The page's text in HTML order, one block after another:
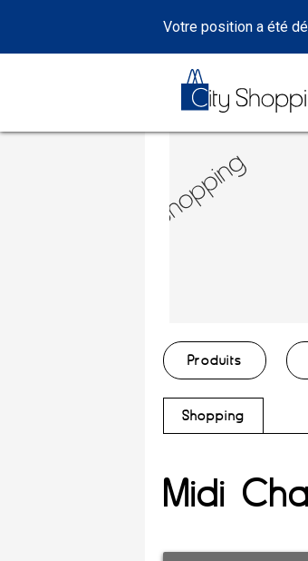
Votre position a été
Produits
Shopping
Midi